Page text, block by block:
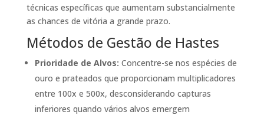
técnicas específicas que aumentam substancialmente
as chances de vitória a grande prazo.
Métodos de Gestão de Hastes
Prioridade de Alvos: Concentre-se nos espécies de
ouro e prateados que proporcionam multiplicadores
entre 100x e 500x, desconsiderando capturas
inferiores quando vários alvos emergem